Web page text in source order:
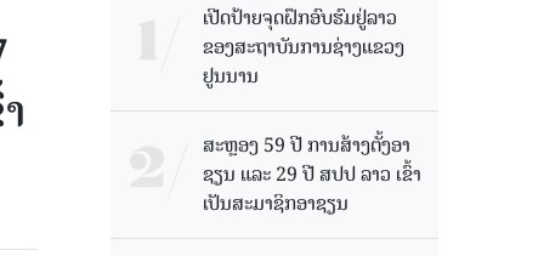
ເປີດປ້າຍຈຸດຝຶກອົບຮົມຢູ່ລາວ
ຂອງສະຖາບັນການຊ່າງແຂວງ
ຢູນນານ
ສະຫຼອງ 59 ປີ ການສ້າງຕັ້ງອາ
ຊຽນ ແລະ 29 ປີ ສປປ ລາວ ເຂົ້າ
ເປັນສະມາຊິກອາຊຽນ